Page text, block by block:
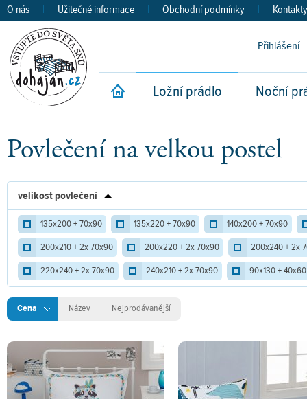
O nás | Užitečné informace | Obchodní podmínky | Kontakty
Přihlášení
Úvod
Ložní prádlo Noční
Povlečení na velkou postel
velikost povlečení
135x200 + 70x90 135x220 + 70x90
140x200 + 70x90
200x210 + 2x 70x90
200x220 + 2x 70x90
200x240 + 2x
220x240 + 2x 70x90
240x210 + 2x 70x90 90x130 + 40x60
Cena Název Nejprodávanější